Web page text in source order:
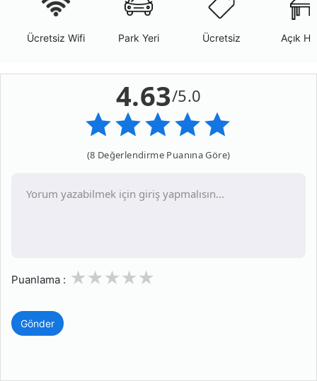
Ücretsiz Wifi Park Yeri Ücretsiz Açık
4.63/5.0
(8 Değerlendirme Puanına Göre)
Puanlama : 3
2
1
Gönder